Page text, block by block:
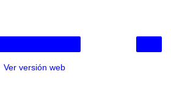
Ver versión web